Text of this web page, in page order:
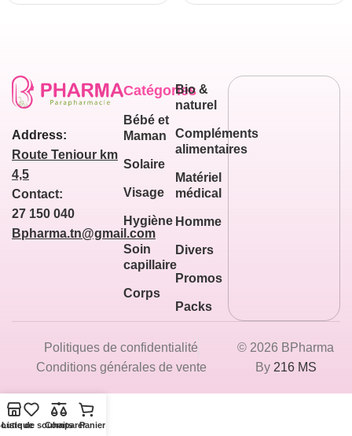
Address:
Route Teniour km
4,5
Contact:
27 150 040
Bpharma.tn@gmail.com
Catégories
Bébé et
Maman
Solaire
Visage
Hygiène
Soin
capillaire
Corps
Bio &
naturel
Compléments
alimentaires
Matériel
médical
Homme
Divers
Promos
Packs
© 2026 BPharma
By 216 MS
Politiques de confidentialité
Conditions générales de vente
Liste de souhaits
ComparerPanier